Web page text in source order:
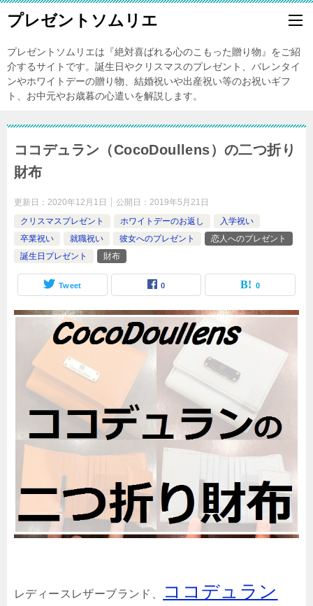
プレゼントソムリエ
プレゼントソムリエは『絶対喜ばれる心のこもった贈り物』をご紹
介するサイトです。誕生日やクリスマスのプレゼント、バレンタイ
ンやホワイトデーの贈り物、結婚祝いや出産祝い等のお祝いギフ
ト、お中元やお歳暮の心遣いを解説します。
ココデュラン（CocoDoullens）の二つ折り
財布
更新日： 2020年12月1日 公開日： 2019年5月21日
クリスマスプレゼント
ホワイトデーのお返し
入学祝い
卒業祝い
就職祝い 彼女へのプレゼント
恋人へのプレゼント
誕生日プレゼント
財布
Tweet 0 0
レディースレザーブランド、
ココデュラン